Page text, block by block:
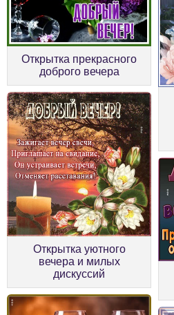
Открытка прекрасного
доброго вечера
Открытка уютного
вечера и милых
дискуссий